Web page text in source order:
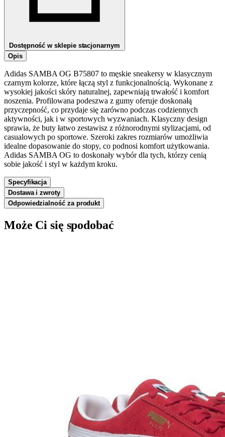
Dostępność w sklepie stacjonarnym
Opis
Adidas SAMBA OG B75807 to męskie sneakersy w klasycznym
czarnym kolorze, które łączą styl z funkcjonalnością. Wykonane z
wysokiej jakości skóry naturalnej, zapewniają trwałość i komfort
noszenia. Profilowana podeszwa z gumy oferuje doskonałą
przyczepność, co przydaje się zarówno podczas codziennych
aktywności, jak i w sportowych wyzwaniach. Klasyczny design
sprawia, że buty łatwo zestawisz z różnorodnymi stylizacjami, od
casualowych po sportowe. Szeroki zakres rozmiarów umożliwia
idealne dopasowanie do stopy, co podnosi komfort użytkowania.
Adidas SAMBA OG to doskonały wybór dla tych, którzy cenią
sobie jakość i styl w każdym kroku.
Specyfikacja
Dostawa i zwroty
Odpowiedzialność za produkt
Może Ci się spodobać